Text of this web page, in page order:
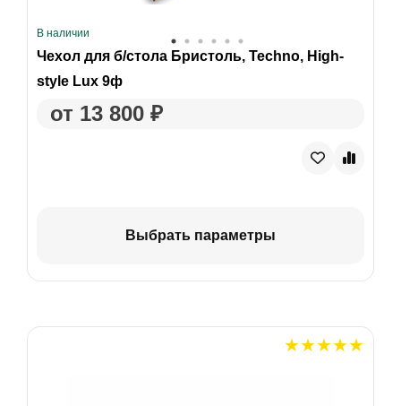
В наличии
Чехол для б/стола Бристоль, Techno, High-
style Lux 9ф
от 13 800 ₽
Выбрать параметры